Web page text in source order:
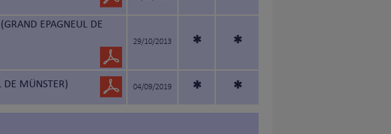
EPAGNEUL DE
29/10/2013 * *
DE MÜNSTER) 04/09/2019 * *